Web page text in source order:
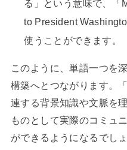
る」という意味で、
to President
使うことができます。
このように、単語一つを
構築へとつながります。
連する背景知識や文脈を
ものとして実際のコミュ
ができるようになるでしょ